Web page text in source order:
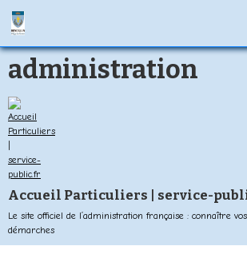
administration
Accueil Particuliers | service-
Le site officiel de l’administration française : connaître
démarches